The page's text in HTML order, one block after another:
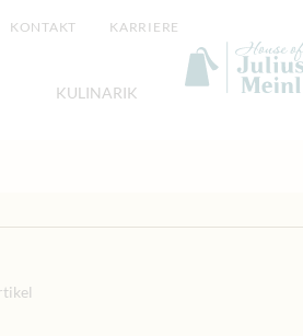
KONTAKT KARRIERE
KULINARIK